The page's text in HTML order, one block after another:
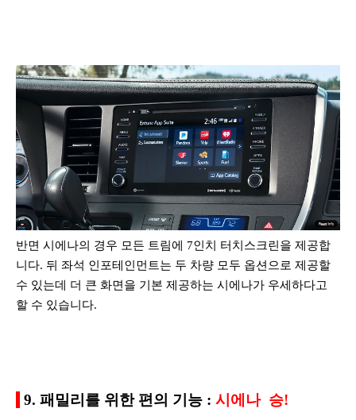
반면 시에나의 경우 모든 트림에 7인치 터치스크린을 제공합
니다. 뒤 좌석 인포테인먼트는 두 차량 모두 옵션으로 제공할
수 있는데 더 큰 화면을 기본 제공하는 시에나가 우세하다고
할 수 있습니다.
9. 패밀리를 위한 편의 기능 : 시에나 승!